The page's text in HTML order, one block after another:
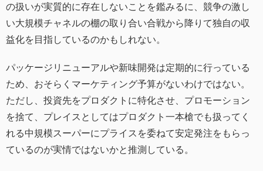
の扱いが実質的に存在しないことを鑑みるに、競争の激し
い大規模チャネルの棚の取り合い合戦から降りて独自の収
益化を目指しているのかもしれない。
パッケージリニューアルや新味開発は定期的に行っている
ため、おそらくマーケティング予算がないわけではない。
ただし、投資先をプロダクトに特化させ、プロモーション
を捨て、プレイスとしてはプロダクト一本槍でも扱ってく
れる中規模スーパーにプライスを委ねて安定発注をもらっ
ているのが実情ではないかと推測している。